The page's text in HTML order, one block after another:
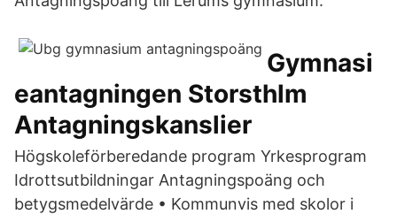
Gymnasi
eantagningen Storsthlm
Antagningskanslier
Högskoleförberedande program Yrkesprogram
Idrottsutbildningar Antagningspoäng och
betygsmedelvärde • Kommunvis med skolor i